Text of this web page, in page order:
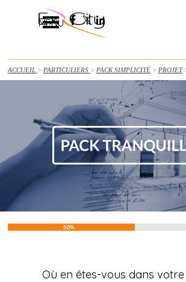
MENU
Sauter le menu
ACCUEIL > PARTICULIERS > PACK SIMPLICITÉ > PROJET
Où en êtes-vous dans